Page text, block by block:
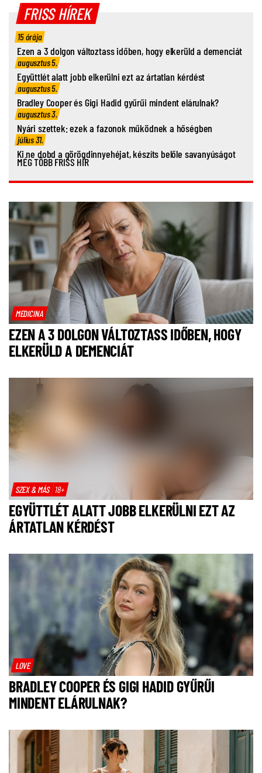
FRISS HÍREK
15 órája
Ezen a 3 dolgon változtass időben, hogy elkerüld a demenciát
augusztus 5.
Együttlét alatt jobb elkerülni ezt az ártatlan kérdést
augusztus 5.
Bradley Cooper és Gigi Hadid gyűrűi mindent elárulnak?
augusztus 3.
Nyári szettek: ezek a fazonok működnek a hőségben
július 31.
Ki ne dobd a görögdinnyehéjat, készíts belőle savanyúságot
MÉG TÖBB FRISS HÍR
MEDICINA
EZEN A 3 DOLGON VÁLTOZTASS IDŐBEN, HOGY
ELKERÜLD A DEMENCIÁT
SZEX & MÁS 18+
EGYÜTTLÉT ALATT JOBB ELKERÜLNI EZT AZ
ÁRTATLAN KÉRDÉST
LOVE
BRADLEY COOPER ÉS GIGI HADID GYŰRŰI
MINDENT ELÁRULNAK?